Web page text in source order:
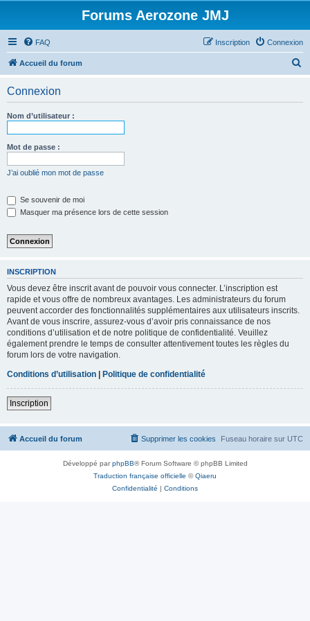
Forums Aerozone JMJ
FAQ Connexion
Inscription
Accueil du forum
Connexion
Nom d’utilisateur :
Mot de passe :
J’ai oublié mon mot de passe
Se souvenir de moi
Masquer ma présence lors de cette session
INSCRIPTION
Vous devez être inscrit avant de pouvoir vous connecter. L’inscription est
rapide et vous offre de nombreux avantages. Les administrateurs du forum
peuvent accorder des fonctionnalités supplémentaires aux utilisateurs inscrits.
Avant de vous inscrire, assurez-vous d’avoir pris connaissance de nos
conditions d’utilisation et de notre politique de confidentialité. Veuillez
également prendre le temps de consulter attentivement toutes les règles du
forum lors de votre navigation.
Conditions d’utilisation | Politique de confidentialité
Inscription
Accueil du forum Fuseau horaire sur UTC
Supprimer les cookies
Développé parphpBB® Forum Software © phpBB Limited
Traduction française officielle ©Qiaeru
Confidentialité | Conditions